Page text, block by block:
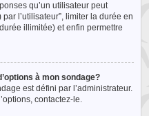
qu’un utilisateur peut
l’utilisateur”, limiter la durée en
illimitée) et enfin permettre
à mon sondage?
est défini par l’administrateur.
contactez-le.